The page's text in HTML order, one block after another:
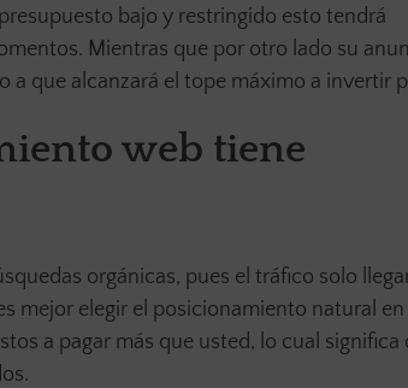
bajo y restringido esto tendrá
Mientras que por otro lado su
a que alcanzará el tope máximo a invertir
web tiene
orgánicas, pues el tráfico solo
mejor elegir el posicionamiento natural en
a pagar más que usted, lo cual significa